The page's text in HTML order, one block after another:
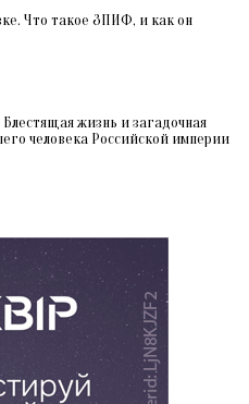
Что такое ЗПИФ, и как он
жизнь и загадочная
человека Российской империи